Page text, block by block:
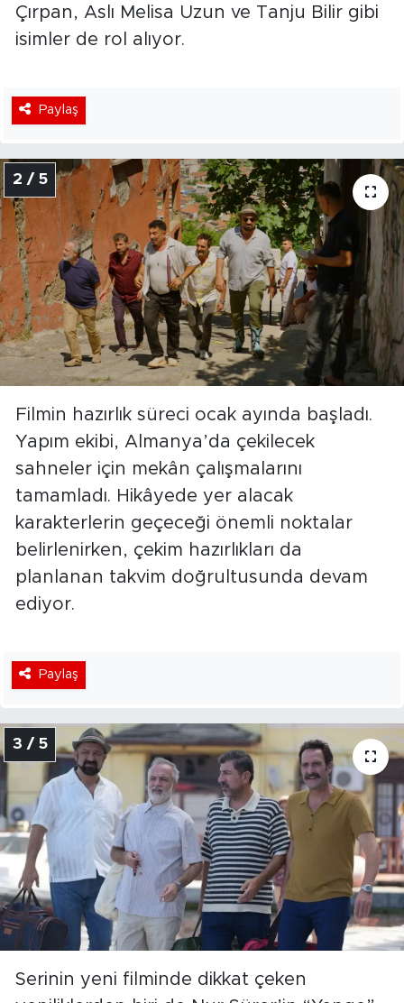
Çırpan, Aslı Melisa Uzun ve Tanju Bilir gibi
isimler de rol alıyor.
Paylaş
2 / 5
Filmin hazırlık süreci ocak ayında başladı.
Yapım ekibi, Almanya’da çekilecek
sahneler için mekân çalışmalarını
tamamladı. Hikâyede yer alacak
karakterlerin geçeceği önemli noktalar
belirlenirken, çekim hazırlıkları da
planlanan takvim doğrultusunda devam
ediyor.
Paylaş
3 / 5
Serinin yeni filminde dikkat çeken